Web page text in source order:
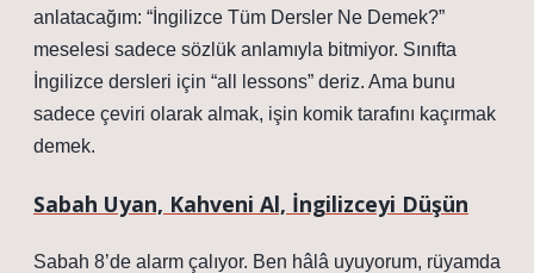
anlatacağım: “İngilizce Tüm Dersler Ne Demek?”
meselesi sadece sözlük anlamıyla bitmiyor. Sınıfta
İngilizce dersleri için “all lessons” deriz. Ama bunu
sadece çeviri olarak almak, işin komik tarafını kaçırmak
demek.
Sabah Uyan, Kahveni Al, İngilizceyi Düşün
Sabah 8’de alarm çalıyor. Ben hâlâ uyuyorum, rüyamda